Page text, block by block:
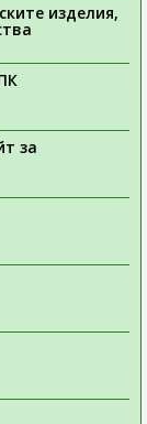
изделия,
за